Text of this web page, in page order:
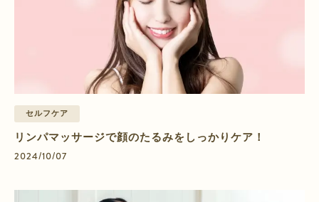
セルフケア
リンパマッサージで顔のたるみをしっかりケア！
2024/10/07